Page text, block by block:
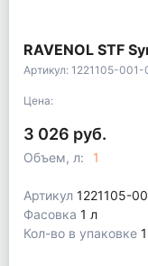
RAVENOL STF
Артикул: 1221105-
Цена:
3 026 руб.
Объем, л: 1
Артикул 1221105-
Фасовка 1 л
Кол-во в упаковке